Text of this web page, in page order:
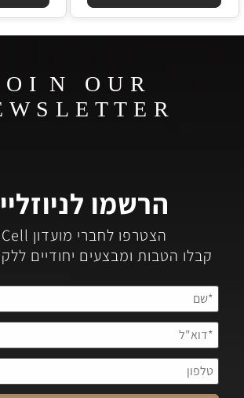
O I N O U R
W S L E T T E R
הרשמו
הצטרפו לחברי מועדון ComCell
קבלו הטבות ומבצעים יחודיים